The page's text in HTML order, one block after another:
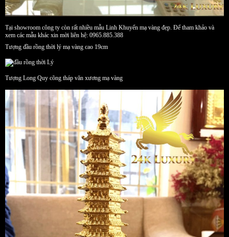
Tại showroom công ty còn rất nhiều mẫu Linh Khuyển mạ vàng đẹp. Để tham khảo và
xem các mẫu khác xin mời liên hệ: 0965.885.388
Tượng đầu rồng thời lý mạ vàng cao 19cm
Tượng Long Quy cõng tháp văn xương mạ vàng